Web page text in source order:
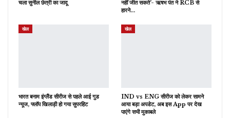
चला सुनील छेत्री का जादू
नहीं जीत सकते’- ऋषभ पंत ने RCB से
हारने…
खेल
भारत बनाम इंग्लैंड सीरीज से पहले आई गुड
न्यूज, फ्लॉप खिलाड़ी हो गया सुपरहिट
खेल
IND vs ENG सीरीज को लेकर सामने
आया बड़ा अपडेट, अब इस App पर देख
पाएंगे सभी मुकाबले